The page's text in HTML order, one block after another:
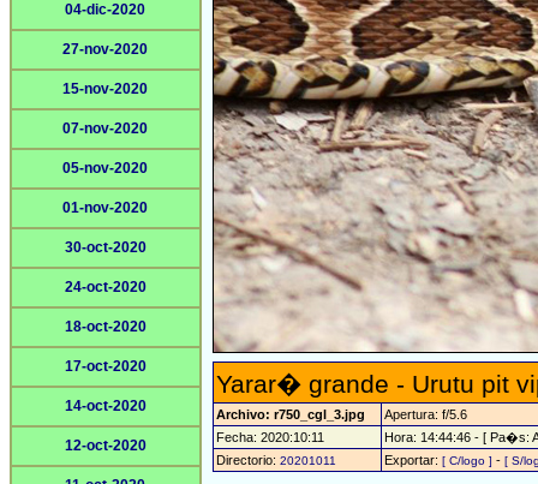
04-dic-2020
27-nov-2020
15-nov-2020
07-nov-2020
05-nov-2020
01-nov-2020
30-oct-2020
24-oct-2020
18-oct-2020
17-oct-2020
14-oct-2020
12-oct-2020
Yarar� grande - Urutu pit
Archivo: r750_cgl_3.jpg
Apertura: f/5.6
Fecha: 2020:10:11
Hora: 14:44:46 - [ Pa�s:
Directorio: 20201011 Exportar: [ C/logo ] - [ S/